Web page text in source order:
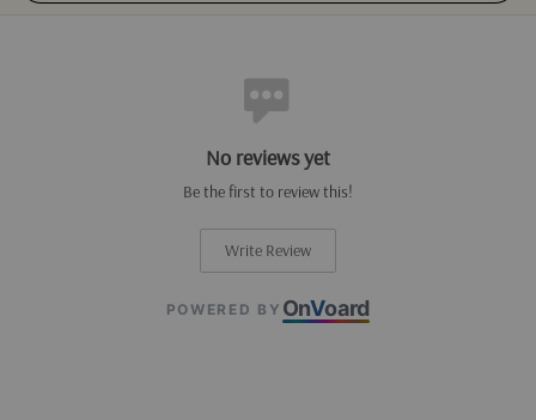
No reviews yet
Be the first to review this!
Write Review
POWERED BY OnVoard